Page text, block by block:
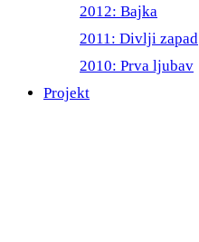
2012: Bajka
2011: Divlji zapad
2010: Prva ljubav
Projekt